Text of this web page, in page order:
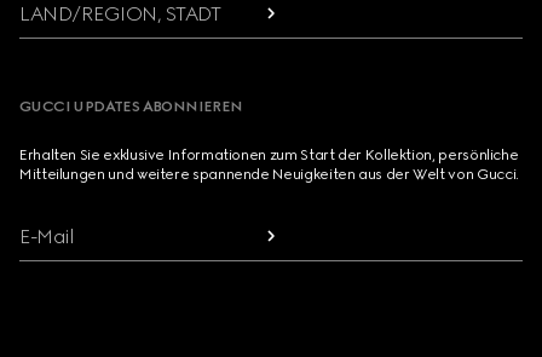
LAND/REGION, STADT
GUCCI UPDATES ABONNIEREN
Erhalten Sie exklusive Informationen zum Start der Kollektion, persönliche
Mitteilungen und weitere spannende Neuigkeiten aus der Welt von Gucci.
E-Mail